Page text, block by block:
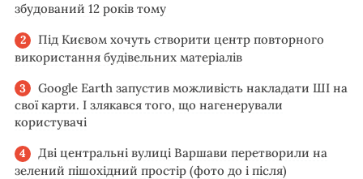
збудований 12 років тому
Під Києвом хочуть створити центр повторного
використання будівельних матеріалів
Google Earth запустив можливість накладати ШІ на
свої карти. І злякався того, що нагенерували
користувачі
Дві центральні вулиці Варшави перетворили на
зелений пішохідний простір (фото до і після)